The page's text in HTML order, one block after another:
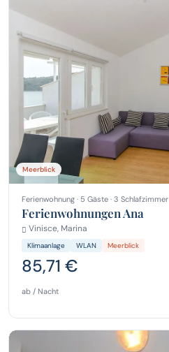
Meerblick
Ferienwohnung · 5 Gäste · 3 Schlafzimmer
Ferienwohnungen Ana
Vinisce, Marina
Klimaanlage WLAN Meerblick
85,71 €
ab / Nacht